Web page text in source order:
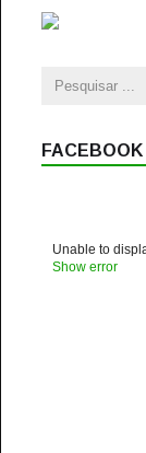
Unable to
Show error